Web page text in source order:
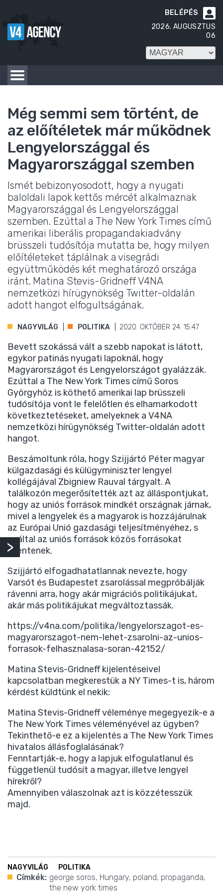

BELÉPÉS
2026. AUGUSZTUS
06
Még semmi sem történt, de
az előítéletek már működnek
Lengyelországgal és
Magyarországgal szemben
Ismét bebizonyosodott, hogy a nyugati
baloldali lapok kettős mércét alkalmaznak
Magyarországgal és Lengyelországgal
szemben. Ezúttal a The New York Times című
amerikai liberális propagandakiadvány
brüsszeli tudósítója mutatta be, hogy milyen
előítéleteket táplálnak a visegrádi
együttműködés két meghatározó országa
iránt. Matina Stevis-Gridneff V4NA
nemzetközi hírügynökség Twitter-oldalán
adott hangot elfogultságának.
NAGYVILÁG POLITIKA 2020. OKTÓBER 24. 15:47
Bevett szokássá vált a szebb napokat is látott,
egykor patinás nyugati lapoknál, hogy
Magyarországot és Lengyelországot gyalázzák.
Ezúttal a The New York Times című Soros
Györgyhöz is köthető amerikai lap brüsszeli
tudósítója vont le felelőtlen és elhamarkodott
következtetéseket, amelyeknek a V4NA
nemzetközi hírügynökség Twitter-oldalán adott
hangot.
Beszámoltunk róla, hogy Szijjártó Péter magyar
külgazdasági és külügyminiszter lengyel
kollégájával Zbigniew Rauval tárgyalt. A
találkozón megerősítették azt az álláspontjukat,
hogy az uniós források mindkét országnak járnak,
mivel a lengyelek és a magyarok is hozzájárulnak
az Európai Unió gazdasági teljesítményéhez, s
ezáltal az uniós források közös forrásokat
jelentenek.
Szijjártó elfogadhatatlannak nevezte, hogy
Varsót és Budapestet zsarolással megpróbálják
rávenni arra, hogy akár migrációs politikájukat,
akár más politikájukat megváltoztassák.
https://v4na.com/politika/lengyelorszagot-es-
magyarorszagot-nem-lehet-zsarolni-az-unios-
forrasok-felhasznalasa-soran-42152/
Matina Stevis-Gridneff kijelentéseivel
kapcsolatban megkerestük a NY Times-t is, három
kérdést küldtünk el nekik:
Matina Stevis-Gridneff véleménye megegyezik-e a
The New York Times véleményével az ügyben?
Tekinthető-e ez a kijelentés a The New York Times
hivatalos állásfoglalásának?
Fenntartják-e, hogy a lapjuk elfogulatlanul és
függetlenül tudósít a magyar, illetve lengyel
hírekről?
Amennyiben válaszolnak azt is közzétesszük
majd.
NAGYVILÁG POLITIKA
Címkék: george soros, Hungary, poland, propaganda,
the new york times